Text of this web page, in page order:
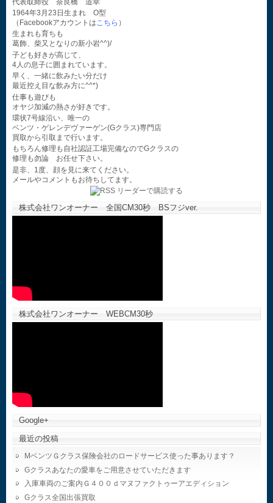
1964年3月23日生まれ O型
（Facebookアカウントはこちら ）
生まれも育ちも
葛飾、柴又となりの新小岩^^)/
子ども好きが高じて、
4人の息子に囲まれています。
早く、一緒に飲みたい分だけ
最近控え目な飲み方に^^*)
仕事も遊びも
オヤジ加減の熱さが好きです。
環状7号線沿い、唯一の
ベンツ・ゲレンデヴァーゲン(Gクラス)専門店
買取から引取まで行います。
もちろん修理も自社認証工場完備なのでGクラスの
修理も勿論 お任せ下さい。
是非、1度、顔を見に来てください。
メールやコメントもお待ちしてます。
株式会社ワンオーナー 全国CM30秒 BSフジver.
株式会社ワンオーナー WEBCM30秒
Google+
最近の投稿
MベンツＧクラス保険会社のロードサービス使った事あります？
Gクラスあなたの愛車をご用意させていただきます
入庫車両のご案内Ｇ４００ｄマヌファクトゥーアエディション
Gクラス全国出張買取